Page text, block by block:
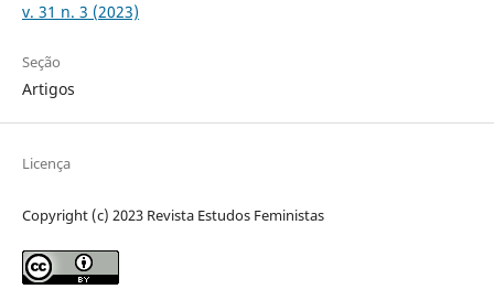
v. 31 n. 3 (2023)
Seção
Artigos
Licença
Copyright (c) 2023 Revista Estudos Feministas